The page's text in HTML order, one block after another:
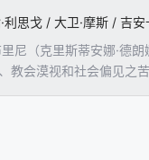
尼（克里斯蒂安娜·德
教会漠视和社会偏见之